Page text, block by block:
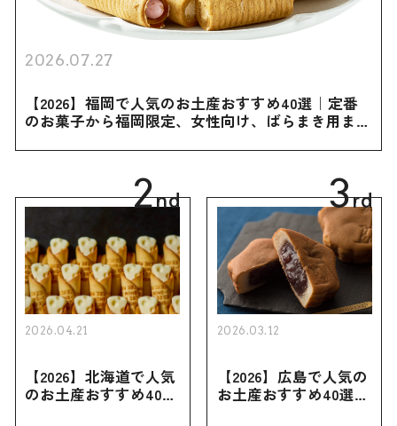
2026.07.27
【2026】福岡で人気のお土産おすすめ40選｜定番
のお菓子から福岡限定、女性向け、ばらまき用まで
2nd
2026.04.21
【2026】北海道で人気
のお土産おすすめ40選
3rd
2026.03.12
【2026】広島で人気の
お土産おすすめ40選｜